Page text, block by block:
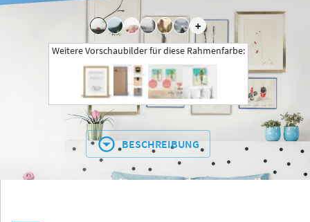
+
Weitere Vorschaubilder für diese Rahmenfarbe:
BESCHREIBUNG